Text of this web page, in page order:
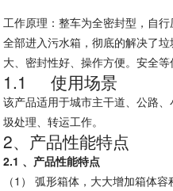
工作原理：整车为全密封型，自
全部进入污水箱，彻底的解决了
大、密封性好、操作方便。安全等
1.1使用场景
该产品适用于城市主干道、公路
圾处理、转运工作。
2、产品性能特点
2.1 、产品性能特点
（1）弧形箱体，大大增加箱体容